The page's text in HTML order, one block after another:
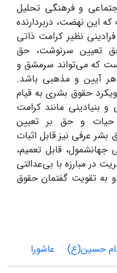
و فرهنگی تحلیل
این نهضت، دربردارنده
نظیر کرامت ذاتی
تعیین سرنوشت، حق
که می‌تواند سرمشق و
هر آیین و مذهبی باشد.
حقوق بشری به قیام
بنیادینی مانند کرامت
حیات و حق بر تعیین
عرفی نیز قابل اثبات
جهانشمول، قابل تعمیم،
در مبارزه با بی‌عدالتی
به تقویت گفتمان حقوق
حسین(ع) عاشورا